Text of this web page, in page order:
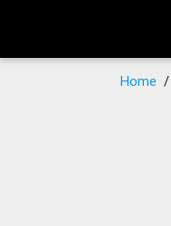
Home /